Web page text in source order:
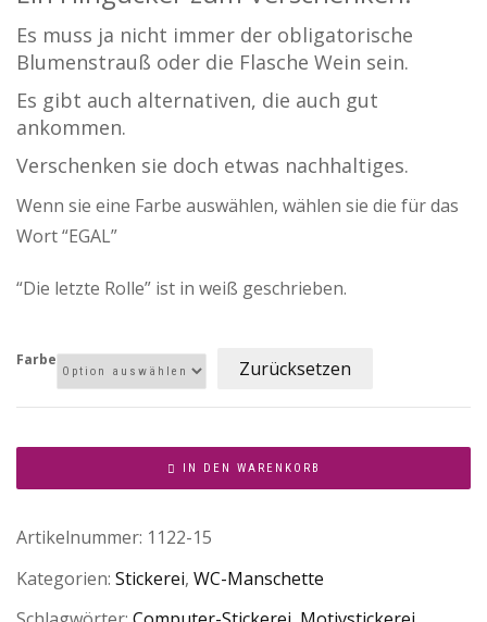
Es muss ja nicht immer der obligatorische
Blumenstrauß oder die Flasche Wein sein.
Es gibt auch alternativen, die auch gut
ankommen.
Verschenken sie doch etwas nachhaltiges.
Wenn sie eine Farbe auswählen, wählen sie die für das
Wort “EGAL”
“Die letzte Rolle” ist in weiß geschrieben.
Farbe Zurücksetzen
IN DEN WARENKORB
Artikelnummer: 1122-15
Kategorien: Stickerei, WC-Manschette